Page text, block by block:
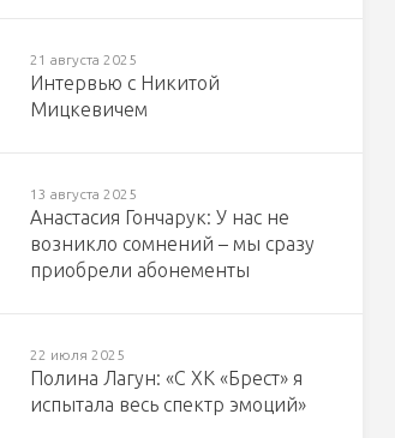
21 августа 2025
Интервью с Никитой
Мицкевичем
13 августа 2025
Анастасия Гончарук: У нас не
возникло сомнений – мы сразу
приобрели абонементы
22 июля 2025
Полина Лагун: «С ХК «Брест» я
испытала весь спектр эмоций»